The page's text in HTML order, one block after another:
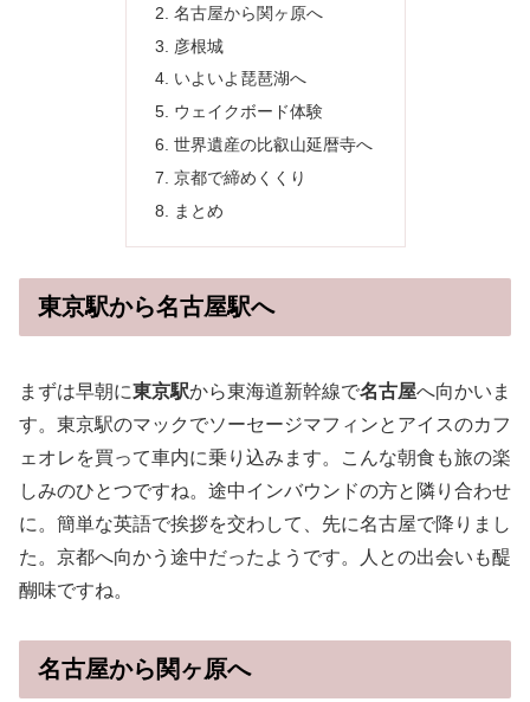
名古屋から関ヶ原へ
彦根城
いよいよ琵琶湖へ
ウェイクボード体験
世界遺産の比叡山延暦寺へ
京都で締めくくり
まとめ
東京駅から名古屋駅へ
まずは早朝に東京駅から東海道新幹線で名古屋へ向かいま
す。東京駅のマックでソーセージマフィンとアイスのカフ
ェオレを買って車内に乗り込みます。こんな朝食も旅の楽
しみのひとつですね。途中インバウンドの方と隣り合わせ
に。簡単な英語で挨拶を交わして、先に名古屋で降りまし
た。京都へ向かう途中だったようです。人との出会いも醍
醐味ですね。
名古屋から関ヶ原へ